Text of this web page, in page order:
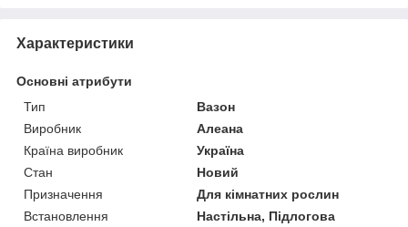
Характеристики
Основні атрибути
Тип
Вазон
Виробник
Алеана
Країна виробник
Україна
Стан
Новий
Призначення
Для кімнатних рослин
Встановлення
Настільна, Підлогова